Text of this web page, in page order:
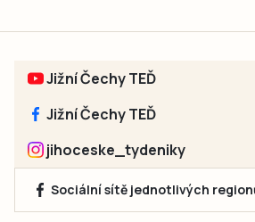
Jižní Čechy TEĎ
Jižní Čechy TEĎ
jihoceske_tydeniky
Sociální sítě jednotlivých